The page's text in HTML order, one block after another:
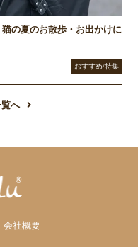
の夏のお散歩・お出かけに
おすすめ/特集
へ
会社概要